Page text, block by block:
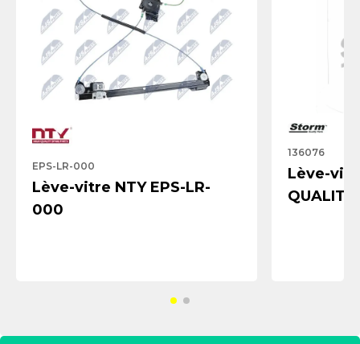
EPS-LR-000
Lève-vitre NTY EPS-LR-
000
136076
Lève-
QUALITY